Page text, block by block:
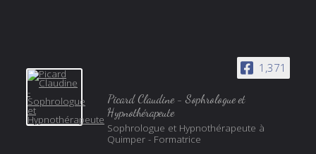
1,371
Picard Claudine - Sophrologue et
Hypnothérapeute
Sophrologue et Hypnothérapeute à
Quimper - Formatrice